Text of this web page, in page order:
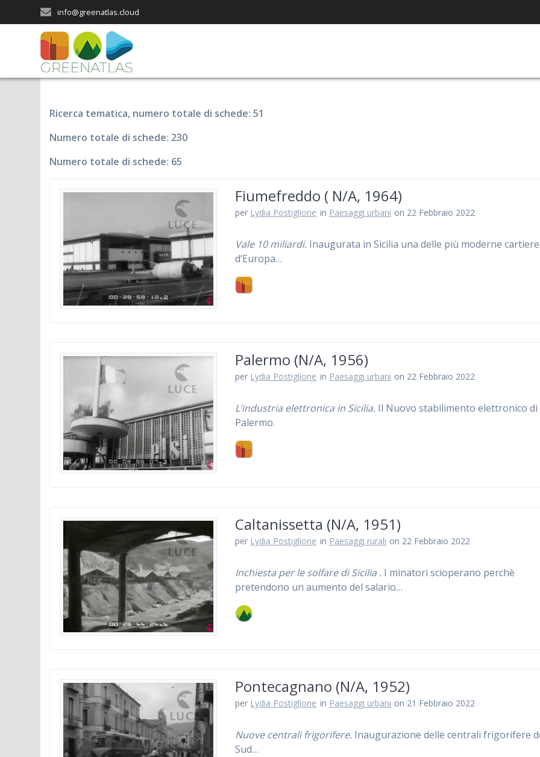
al
contenuto
info@greenatlas.cloud
Ricerca tematica, numero totale di schede: 51
Numero totale di schede: 230
Numero totale di schede: 65
Fiumefreddo ( N/A, 1964)
per Lydia Postiglione in Paesaggi urbani on 22 Febbraio 2022
Vale 10 miliardi. Inaugurata in Sicilia una delle più moderne cartiere
d’Europa…
Palermo (N/A, 1956)
per Lydia Postiglione in Paesaggi urbani on 22 Febbraio 2022
L’industria elettronica in Sicilia. Il Nuovo stabilimento elettronico di
Palermo.
Caltanissetta (N/A, 1951)
per Lydia Postiglione in Paesaggi rurali on 22 Febbraio 2022
Inchiesta per le solfare di Sicilia . I minatori scioperano perchè
pretendono un aumento del salario…
Pontecagnano (N/A, 1952)
per Lydia Postiglione in Paesaggi urbani on 21 Febbraio 2022
Nuove centrali frigorifere. Inaugurazione delle centrali frigorifere
Sud…